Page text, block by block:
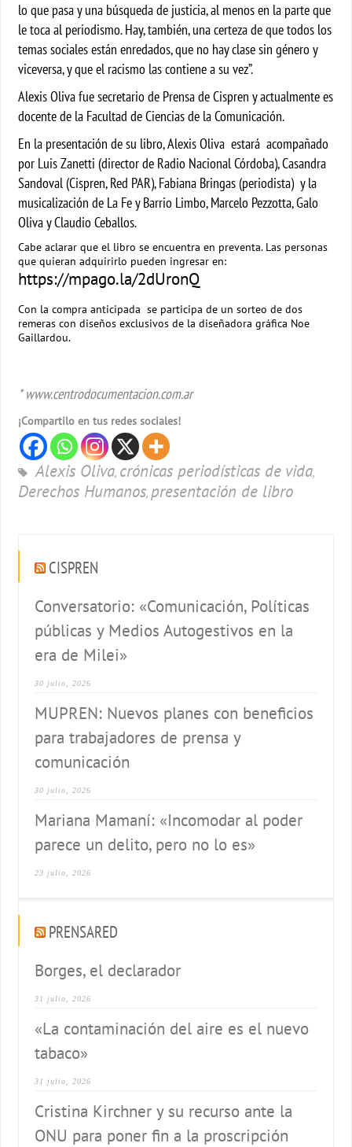
lo que pasa y una búsqueda de justicia, al menos en la parte que
le toca al periodismo. Hay, también, una certeza de que todos los
temas sociales están enredados, que no hay clase sin género y
viceversa, y que el racismo las contiene a su vez”.
Alexis Oliva fue secretario de Prensa de Cispren y actualmente es
docente de la Facultad de Ciencias de la Comunicación.
En la presentación de su libro, Alexis Oliva estará acompañado
por Luis Zanetti (director de Radio Nacional Córdoba), Casandra
Sandoval (Cispren, Red PAR), Fabiana Bringas (periodista) y la
musicalización de La Fe y Barrio Limbo, Marcelo Pezzotta, Galo
Oliva y Claudio Ceballos.
Cabe aclarar que el libro se encuentra en preventa. Las personas
que quieran adquirirlo pueden ingresar en:
https://mpago.la/2dUronQ
Con la compra anticipada se participa de un sorteo de dos
remeras con diseños exclusivos de la diseñadora gráfica Noe
Gaillardou.
* www.centrodocumentacion.com.ar
¡Compartilo en tus redes sociales!
Alexis Oliva, crónicas periodísticas de vida,
Derechos Humanos, presentación de libro
CISPREN
Conversatorio: «Comunicación, Políticas
públicas y Medios Autogestivos en la
era de Milei»
30 julio, 2026
MUPREN: Nuevos planes con beneficios
para trabajadores de prensa y
comunicación
30 julio, 2026
Mariana Mamaní: «Incomodar al poder
parece un delito, pero no lo es»
23 julio, 2026
PRENSARED
Borges, el declarador
31 julio, 2026
«La contaminación del aire es el nuevo
tabaco»
31 julio, 2026
Cristina Kirchner y su recurso ante la
ONU para poner fin a la proscripción